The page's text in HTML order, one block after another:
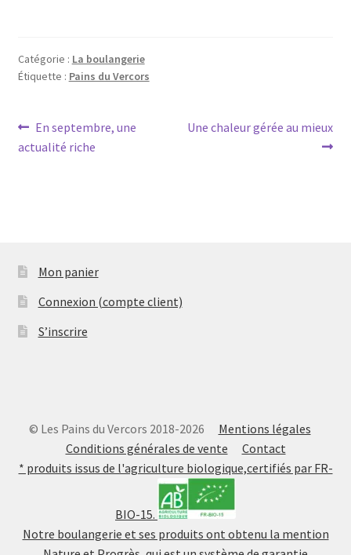
Catégorie : La boulangerie
Étiquette : Pains du Vercors
Navigation
de
Article
précédent :
En septembre, une
actualité riche
Article
Une chaleur gérée au mieux
Mon panier
Connexion (compte client)
S’inscrire
© Les Pains du Vercors 2018-2026 Mentions légales
Conditions générales de vente
Contact
* produits issus de l'agriculture biologique,certifiés par FR-
BIO-15.
Notre boulangerie et ses produits ont obtenu la mention